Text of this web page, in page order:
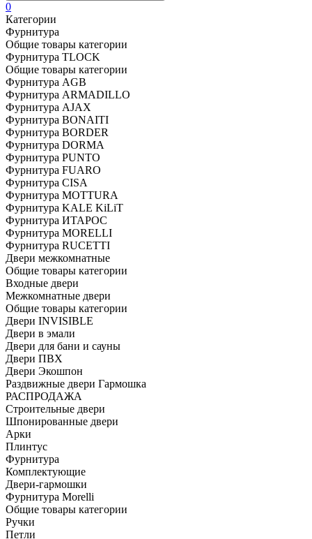
0
Категории
Фурнитура
Общие товары категории
Фурнитура TLOCK
Общие товары категории
Фурнитура AGB
Фурнитура ARMADILLO
Фурнитура AJAX
Фурнитура BONAITI
Фурнитура BORDER
Фурнитура DORMA
Фурнитура PUNTO
Фурнитура FUARO
Фурнитура CISA
Фурнитура MOTTURA
Фурнитура KALE KiLiT
Фурнитура ИТАРОС
Фурнитура MORELLI
Фурнитура RUCETTI
Двери межкомнатные
Общие товары категории
Входные двери
Межкомнатные двери
Общие товары категории
Двери INVISIBLE
Двери в эмали
Двери для бани и сауны
Двери ПВХ
Двери Экошпон
Раздвижные двери Гармошка
РАСПРОДАЖА
Строительные двери
Шпонированные двери
Арки
Плинтус
Фурнитура
Комплектующие
Двери-гармошки
Фурнитура Morelli
Общие товары категории
Ручки
Петли